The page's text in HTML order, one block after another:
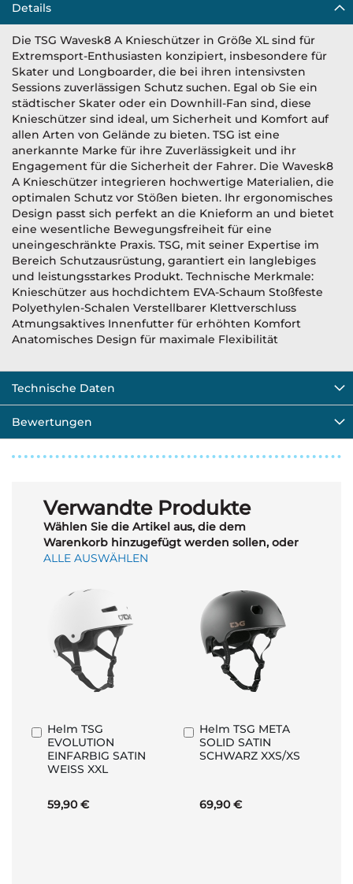
Details
Die TSG Wavesk8 A Knieschützer in Größe XL sind für
Extremsport-Enthusiasten konzipiert, insbesondere für
Skater und Longboarder, die bei ihren intensivsten
Sessions zuverlässigen Schutz suchen. Egal ob Sie ein
städtischer Skater oder ein Downhill-Fan sind, diese
Knieschützer sind ideal, um Sicherheit und Komfort auf
allen Arten von Gelände zu bieten. TSG ist eine
anerkannte Marke für ihre Zuverlässigkeit und ihr
Engagement für die Sicherheit der Fahrer. Die Wavesk8
A Knieschützer integrieren hochwertige Materialien, die
optimalen Schutz vor Stößen bieten. Ihr ergonomisches
Design passt sich perfekt an die Knieform an und bietet
eine wesentliche Bewegungsfreiheit für eine
uneingeschränkte Praxis. TSG, mit seiner Expertise im
Bereich Schutzausrüstung, garantiert ein langlebiges
und leistungsstarkes Produkt. Technische Merkmale:
Knieschützer aus hochdichtem EVA-Schaum Stoßfeste
Polyethylen-Schalen Verstellbarer Klettverschluss
Atmungsaktives Innenfutter für erhöhten Komfort
Anatomisches Design für maximale Flexibilität
Technische Daten
Bewertungen
Verwandte Produkte
Wählen Sie die Artikel aus, die dem
Warenkorb hinzugefügt werden sollen, oder
ALLE AUSWÄHLEN
Helm TSG
EVOLUTION
EINFARBIG SATIN
WEISS XXL
59,90 €
In
den
Warenkorb
Helm TSG META
SOLID SATIN
SCHWARZ XXS/XS
69,90 €
In
den
Warenkorb